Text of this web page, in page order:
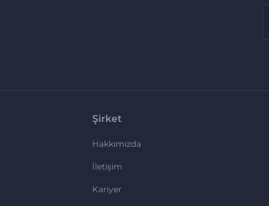
Şirket
Hakkımızda
İletişim
Kariyer